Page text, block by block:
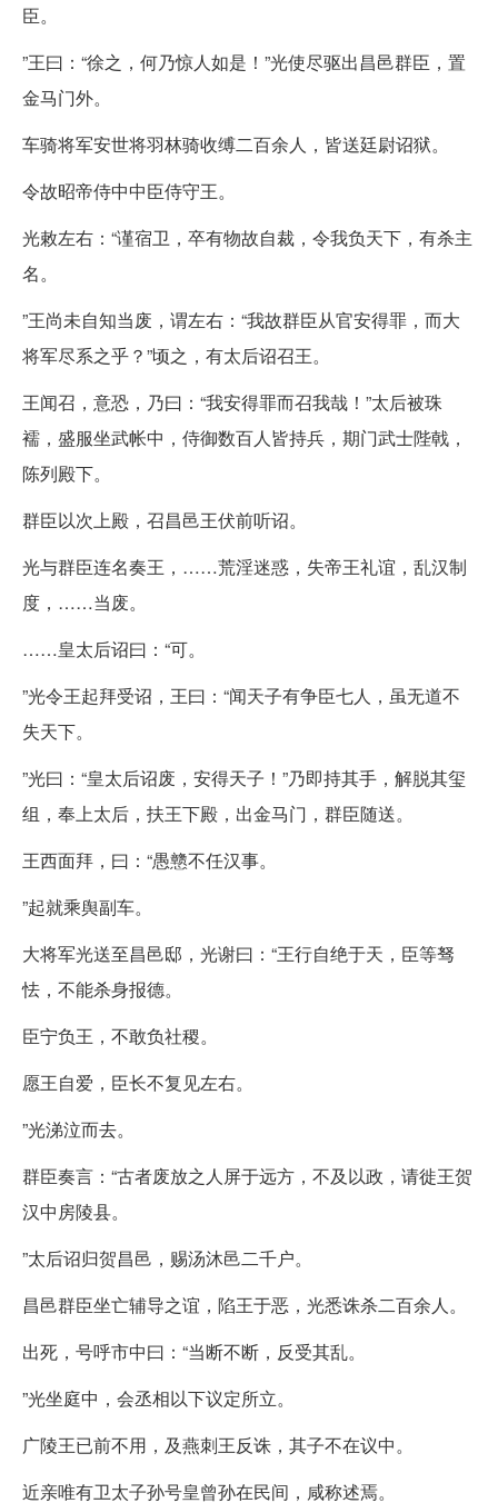
臣。
”王曰：“徐之，何乃惊人如是！”光使尽驱出昌邑群臣，置
金马门外。
车骑将军安世将羽林骑收缚二百余人，皆送廷尉诏狱。
令故昭帝侍中中臣侍守王。
光敕左右：“谨宿卫，卒有物故自裁，令我负天下，有杀主
名。
”王尚未自知当废，谓左右：“我故群臣从官安得罪，而大
将军尽系之乎？”顷之，有太后诏召王。
王闻召，意恐，乃曰：“我安得罪而召我哉！”太后被珠
襦，盛服坐武帐中，侍御数百人皆持兵，期门武士陛戟，
陈列殿下。
群臣以次上殿，召昌邑王伏前听诏。
光与群臣连名奏王，……荒淫迷惑，失帝王礼谊，乱汉制
度，……当废。
……皇太后诏曰：“可。
”光令王起拜受诏，王曰：“闻天子有争臣七人，虽无道不
失天下。
”光曰：“皇太后诏废，安得天子！”乃即持其手，解脱其玺
组，奉上太后，扶王下殿，出金马门，群臣随送。
王西面拜，曰：“愚戆不任汉事。
”起就乘舆副车。
大将军光送至昌邑邸，光谢曰：“王行自绝于天，臣等驽
怯，不能杀身报德。
臣宁负王，不敢负社稷。
愿王自爱，臣长不复见左右。
”光涕泣而去。
群臣奏言：“古者废放之人屏于远方，不及以政，请徙王贺
汉中房陵县。
”太后诏归贺昌邑，赐汤沐邑二千户。
昌邑群臣坐亡辅导之谊，陷王于恶，光悉诛杀二百余人。
出死，号呼市中曰：“当断不断，反受其乱。
”光坐庭中，会丞相以下议定所立。
广陵王已前不用，及燕刺王反诛，其子不在议中。
近亲唯有卫太子孙号皇曾孙在民间，咸称述焉。